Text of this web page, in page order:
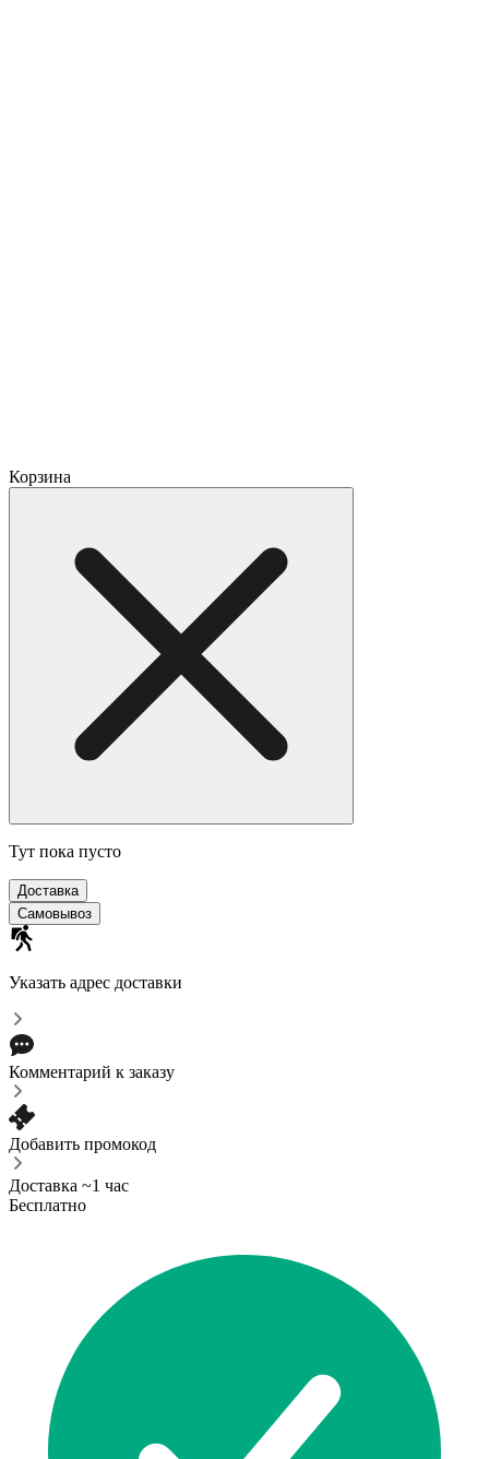
Корзина
Тут пока пусто
Доставка
Самовывоз
Указать адрес доставки
Комментарий к заказу
Добавить промокод
Доставка ~1 час
Бесплатно